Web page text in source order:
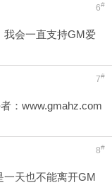
6#
我会一直支持GM爱
7#
：www.gmahz.com
8#
一天也不能离开GM